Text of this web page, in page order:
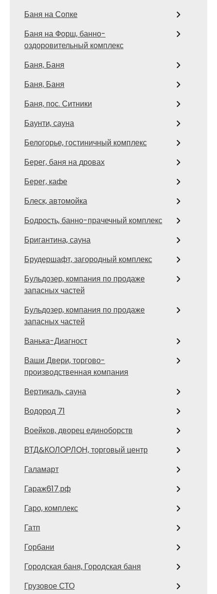
Баня на Сопке
Баня на Форш, банно-
оздоровительный комплекс
Баня, Баня
Баня, Баня
Баня, пос. Ситники
Баунти, сауна
Белогорье, гостиничный комплекс
Берег, баня на дровах
Берег, кафе
Блеск, автомойка
Бодрость, банно-прачечный комплекс
Бригантина, сауна
Брудершафт, загородный комплекс
Бульдозер, компания по продаже
запасных частей
Бульдозер, компания по продаже
запасных частей
Ванька-Диагност
Ваши Двери, торгово-
производственная компания
Вертикаль, сауна
Водород 71
Воейков, дворец единоборств
ВТД&КОЛОРЛОН, торговый центр
Галамарт
Гараж617.рф
Гаро, комплекс
Гатп
Горбани
Городская баня, Городская баня
Грузовое СТО